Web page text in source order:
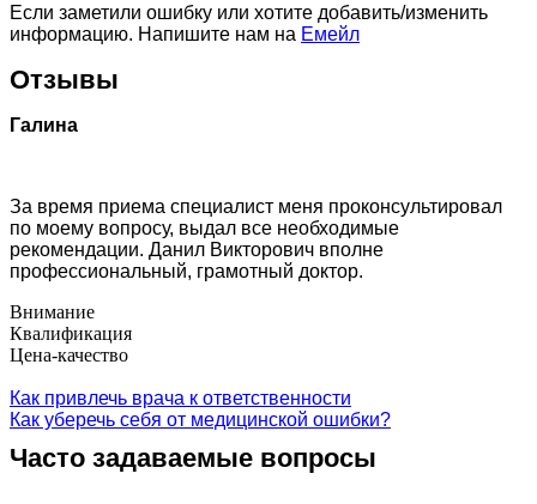
Если заметили ошибку или хотите добавить/изменить
информацию. Напишите нам на Емейл
Отзывы
Галина
За время приема специалист меня проконсультировал
по моему вопросу, выдал все необходимые
рекомендации. Данил Викторович вполне
профессиональный, грамотный доктор.
Внимание
Квалификация
Цена-качество
Как привлечь врача к ответственности
Как уберечь себя от медицинской ошибки?
Часто задаваемые вопросы